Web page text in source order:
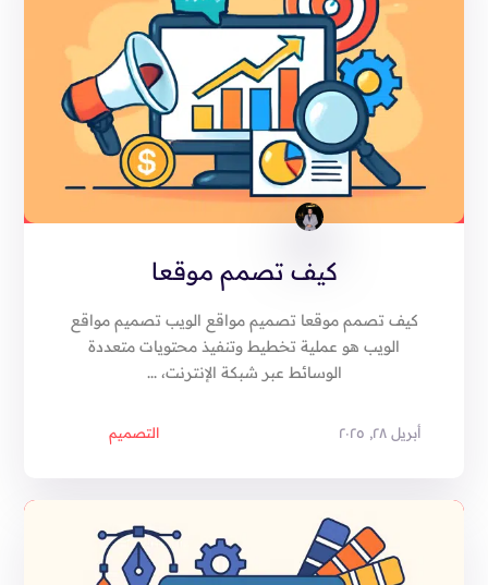
كيف تصمم موقعا
التصميم أبريل ٢٨, ٢٠٢٥
كيف تصمم موقعا تصميم مواقع الويب تصميم مواقع
الويب هو عملية تخطيط وتنفيذ محتويات متعددة
الوسائط عبر شبكة الإنترنت، ...